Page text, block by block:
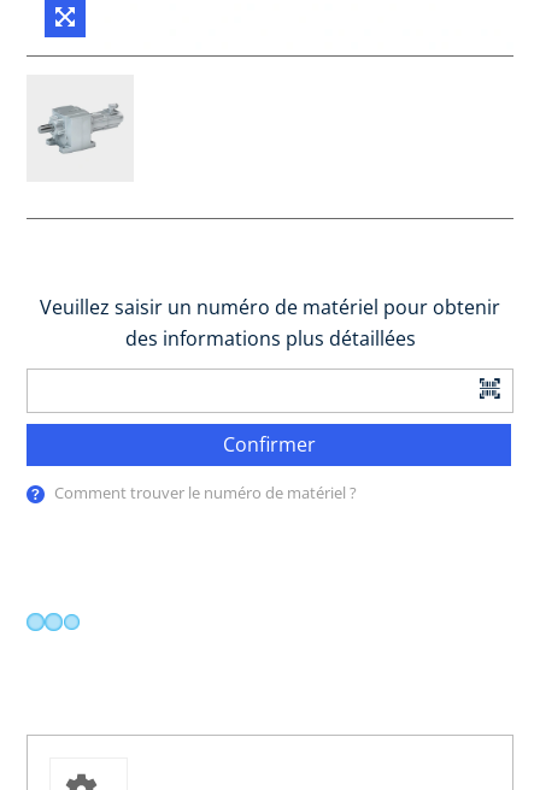
Veuillez saisir un numéro de matériel pour obtenir
des informations plus détaillées
Confirmer
Comment trouver le numéro de matériel ?